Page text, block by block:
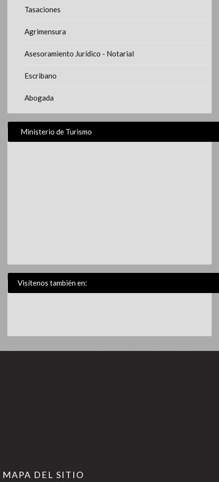
Tasaciones
Agrimensura
Asesoramiento Jurídico - Notarial
Escribano
Abogada
Ministerio de Turismo
Visítenos también en:
MAPA DEL SITIO